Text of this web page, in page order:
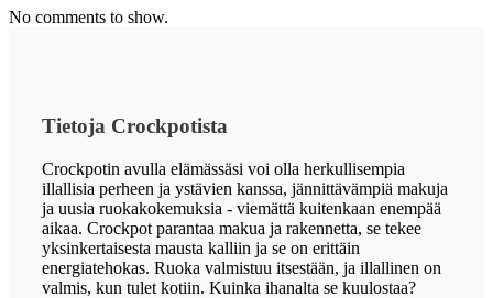
No comments to show.
Tietoja Crockpotista
Crockpotin avulla elämässäsi voi olla herkullisempia
illallisia perheen ja ystävien kanssa, jännittävämpiä makuja
ja uusia ruokakokemuksia - viemättä kuitenkaan enempää
aikaa. Crockpot parantaa makua ja rakennetta, se tekee
yksinkertaisesta mausta kalliin ja se on erittäin
energiatehokas. Ruoka valmistuu itsestään, ja illallinen on
valmis, kun tulet kotiin. Kuinka ihanalta se kuulostaa?